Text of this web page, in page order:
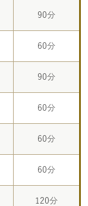
90分
60分
90分
60分
60分
60分
120分